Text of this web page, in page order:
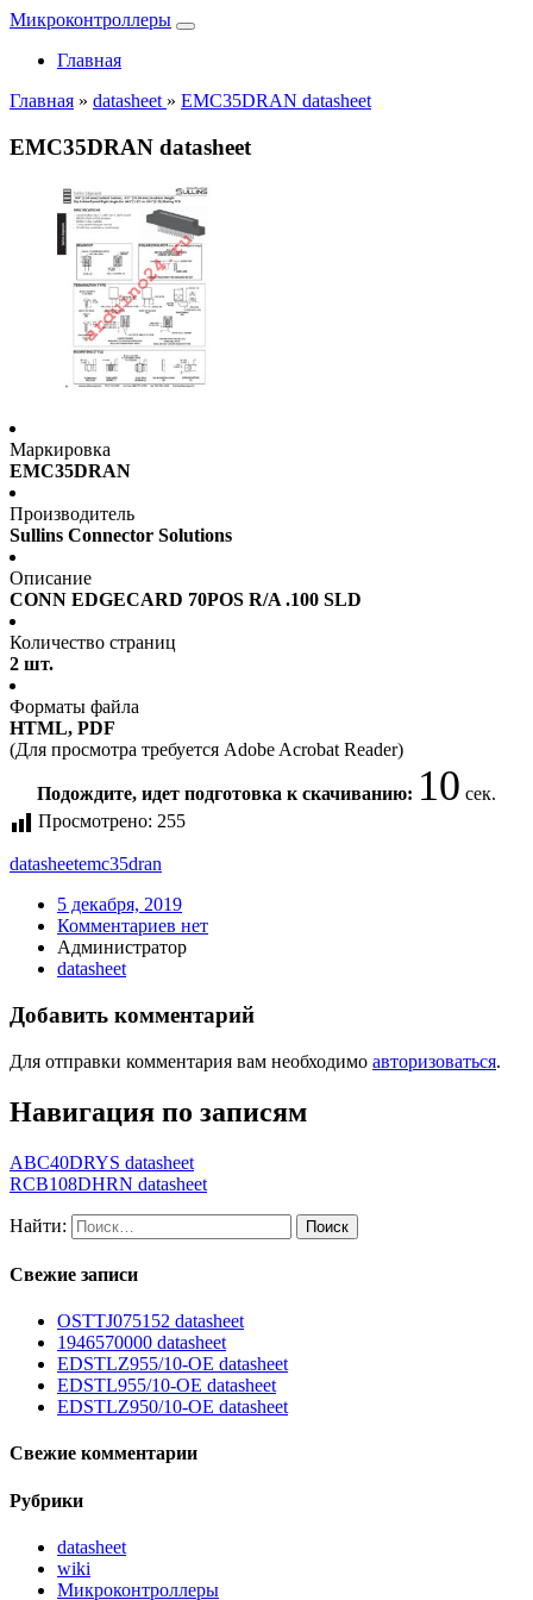
Микроконтроллеры
Главная
Главная » datasheet » EMC35DRAN datasheet
EMC35DRAN datasheet
Маркировка
EMC35DRAN
Производитель
Sullins Connector Solutions
Описание
CONN EDGECARD 70POS R/A .100 SLD
Количество страниц
2 шт.
Форматы файла
HTML, PDF
(Для просмотра требуется Adobe Acrobat Reader)
Подождите, идет подготовка к скачиванию: 10 сек.
Просмотрено: 255
datasheetemc35dran
5 декабря, 2019
Комментариев нет
Администратор
datasheet
Добавить комментарий
Для отправки комментария вам необходимо авторизоваться.
Навигация по записям
ABC40DRYS datasheet
RCB108DHRN datasheet
Найти:
Свежие записи
OSTTJ075152 datasheet
1946570000 datasheet
EDSTLZ955/10-OE datasheet
EDSTL955/10-OE datasheet
EDSTLZ950/10-OE datasheet
Свежие комментарии
Рубрики
datasheet
wiki
Микроконтроллеры